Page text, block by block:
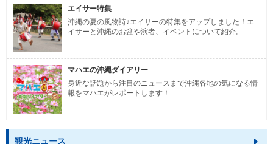
エイサー特集
沖縄の夏の風物詩♪エイサーの特集をアップしました！エ
イサーと沖縄のお盆や演者、イベントについて紹介。
マハエの沖縄ダイアリー
身近な話題から注目のニュースまで沖縄各地の気になる情
報をマハエがレポートします！
観光ニュース